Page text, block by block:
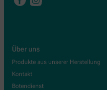
Über uns
Produkte aus unserer Herstellung
Kontakt
Botendienst